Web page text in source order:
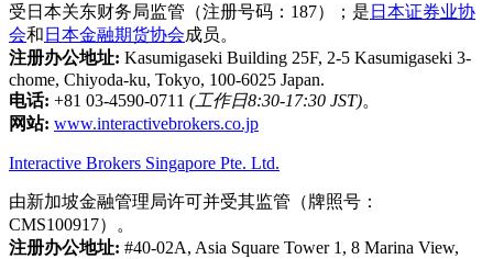
受日本关东财务局监管（注册号码：187）；是 日本证券业协
会和 日本金融期货协会成员。
注册办公地址: Kasumigaseki Building 25F, 2-5 Kasumigaseki 3-
chome, Chiyoda-ku, Tokyo, 100-6025 Japan.
电话: +81 03-4590-0711 (工作日8:30-17:30 JST)。
网站: www.interactivebrokers.co.jp
Interactive Brokers Singapore Pte. Ltd.
由新加坡金融管理局许可并受其监管（牌照号：
CMS100917）。
注册办公地址: #40-02A, Asia Square Tower 1, 8 Marina View,